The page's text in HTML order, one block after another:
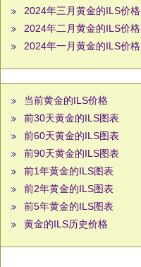
2024年三月黄金的ILS价格
2024年二月黄金的ILS价格
2024年一月黄金的ILS价格
当前黄金的ILS价格
前30天黄金的ILS图表
前60天黄金的ILS图表
前90天黄金的ILS图表
前1年黄金的ILS图表
前2年黄金的ILS图表
前5年黄金的ILS图表
黄金的ILS历史价格